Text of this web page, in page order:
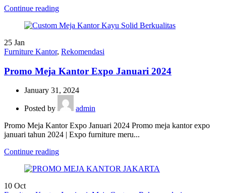
Continue reading
25 Jan
Furniture Kantor, Rekomendasi
Promo Meja Kantor Expo Januari 2024
January 31, 2024
Posted by
admin
Promo Meja Kantor Expo Januari 2024 Promo meja kantor expo
januari tahun 2024 | Expo furniture meru...
Continue reading
10 Oct